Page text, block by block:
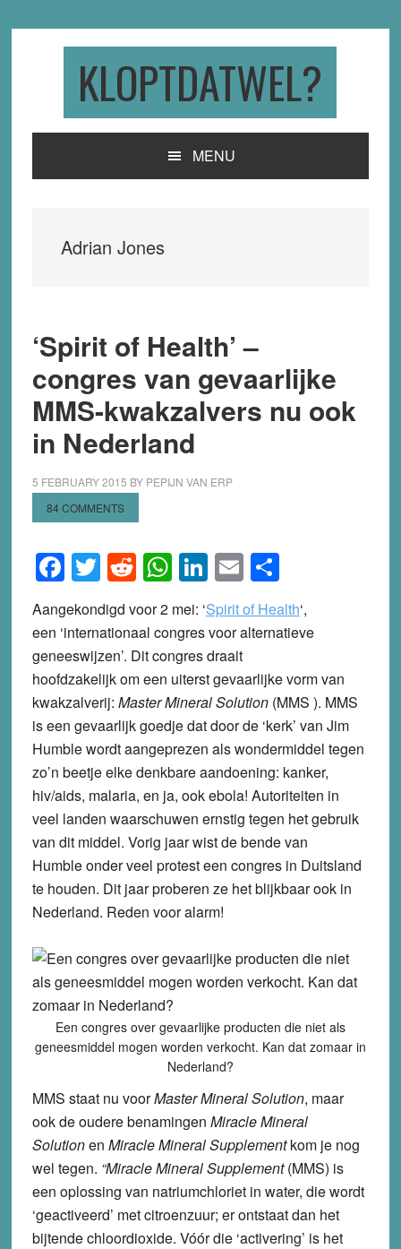
KLOPTDATWEL?
MENU
Adrian Jones
‘Spirit of Health’ –
congres van gevaarlijke
MMS-kwakzalvers nu ook
in Nederland
5 FEBRUARY 2015 BY PEPIJN VAN ERP
84 COMMENTS
Facebook
Twitter
Reddit
WhatsApp
LinkedIn
EmailShare
Aangekondigd voor 2 mei: ‘Spirit of Health‘,
een ‘internationaal congres voor alternatieve
geneeswijzen’. Dit congres draait
hoofdzakelijk om een uiterst gevaarlijke vorm van
kwakzalverij: Master Mineral Solution (MMS ). MMS
is een gevaarlijk goedje dat door de ‘kerk’ van Jim
Humble wordt aangeprezen als wondermiddel tegen
zo’n beetje elke denkbare aandoening: kanker,
hiv/aids, malaria, en ja, ook ebola! Autoriteiten in
veel landen waarschuwen ernstig tegen het gebruik
van dit middel. Vorig jaar wist de bende van
Humble onder veel protest een congres in Duitsland
te houden. Dit jaar proberen ze het blijkbaar ook in
Nederland. Reden voor alarm!
Een congres over gevaarlijke producten die niet als
geneesmiddel mogen worden verkocht. Kan dat zomaar in
Nederland?
MMS staat nu voorMaster Mineral Solution, maar
ook de oudere benamingen Miracle Mineral
Solutionen Miracle Mineral Supplementkom je nog
wel tegen. “Miracle Mineral Supplement(MMS) is
een oplossing van natriumchloriet in water, die wordt
‘geactiveerd’ met citroenzuur; er ontstaat dan het
bijtende chloordioxide. Vóór die ‘activering’ is het